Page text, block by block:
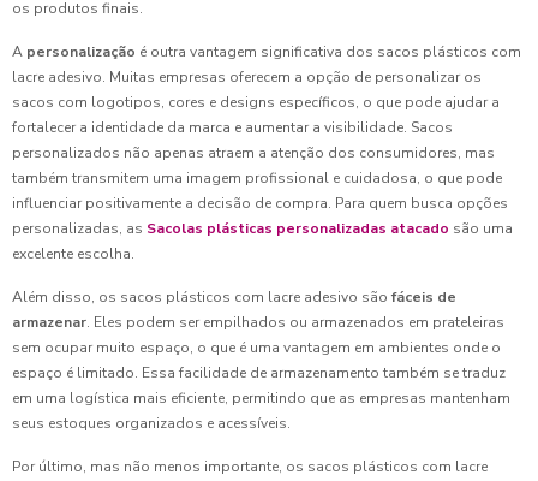
os produtos finais.
A personalização é outra vantagem significativa dos sacos plásticos com
lacre adesivo. Muitas empresas oferecem a opção de personalizar os
sacos com logotipos, cores e designs específicos, o que pode ajudar a
fortalecer a identidade da marca e aumentar a visibilidade. Sacos
personalizados não apenas atraem a atenção dos consumidores, mas
também transmitem uma imagem profissional e cuidadosa, o que pode
influenciar positivamente a decisão de compra. Para quem busca opções
personalizadas, as Sacolas plásticas personalizadas atacado são uma
excelente escolha.
Além disso, os sacos plásticos com lacre adesivo são fáceis de
armazenar. Eles podem ser empilhados ou armazenados em prateleiras
sem ocupar muito espaço, o que é uma vantagem em ambientes onde o
espaço é limitado. Essa facilidade de armazenamento também se traduz
em uma logística mais eficiente, permitindo que as empresas mantenham
seus estoques organizados e acessíveis.
Por último, mas não menos importante, os sacos plásticos com lacre